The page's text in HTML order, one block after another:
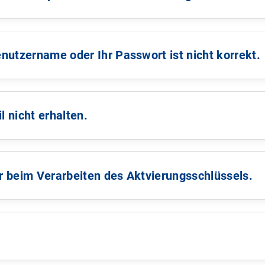
aktiviert ist und schalten Sie ggf. JavaScript ein. Das
verwendbar.
Kundenbetreuer*in bei den SWM.
oder Ihr Passwort ist nicht korrekt.
Link zu unserem Online-Service verwenden:
auf die Groß- und Kleinschreibung. Stellen Sie sicher,
nicht erhalten.
die Spam- und Junk-Ordner. Häufig wird unsere E-Mail
Kundenbetreuer*in bei den SWM.
Verarbeiten des Aktvierungsschlüssels.
und darf nur einmal verwendet werden. Wenn dieser
an.
bei den SWM.
“ direkt im Portal um ein neues Passwort